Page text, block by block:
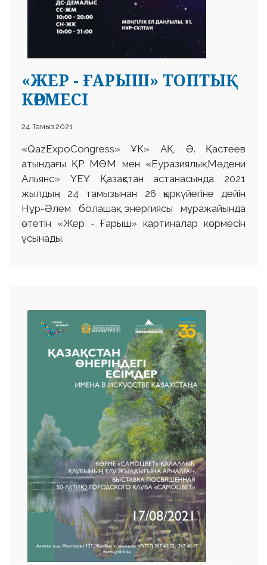
«ЖЕР - ҒАРЫШ» ТОПТЫҚ
КӨРМЕСІ
24 Тамыз 2021
«QazExpoCongress» ҰК» АҚ, Ә. Қастеев
атындағы ҚР МӨМ мен «Еуразиялық Мәдени
Альянс» ҮЕҰ Қазақстан астанасында 2021
жылдың 24 тамызынан 26 қыркүйегіне дейін
Нұр-Әлем болашақ энергиясы мұражайында
өтетін «Жер - Ғарыш» картиналар көрмесін
ұсынады.